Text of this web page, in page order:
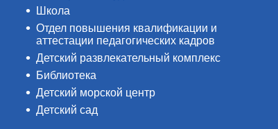
Школа
Отдел повышения квалификации и
аттестации педагогических кадров
Детский развлекательный комплекс
Библиотека
Детский морской центр
Детский сад